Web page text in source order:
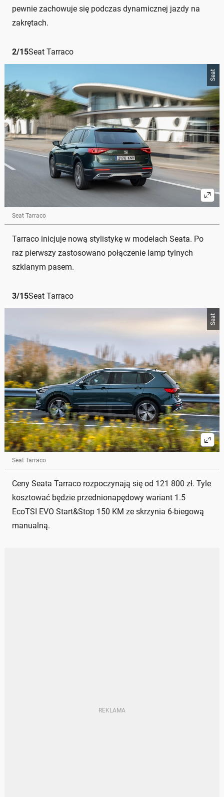
pewnie zachowuje się podczas dynamicznej jazdy na
zakrętach.
2/15Seat Tarraco
Seat
Seat Tarraco
Tarraco inicjuje nową stylistykę w modelach Seata. Po
raz pierwszy zastosowano połączenie lamp tylnych
szklanym pasem.
3/15Seat Tarraco
Seat
Seat Tarraco
Ceny Seata Tarraco rozpoczynają się od 121 800 zł. Tyle
kosztować będzie przednionapędowy wariant 1.5
EcoTSI EVO Start&Stop 150 KM ze skrzynia 6-biegową
manualną.